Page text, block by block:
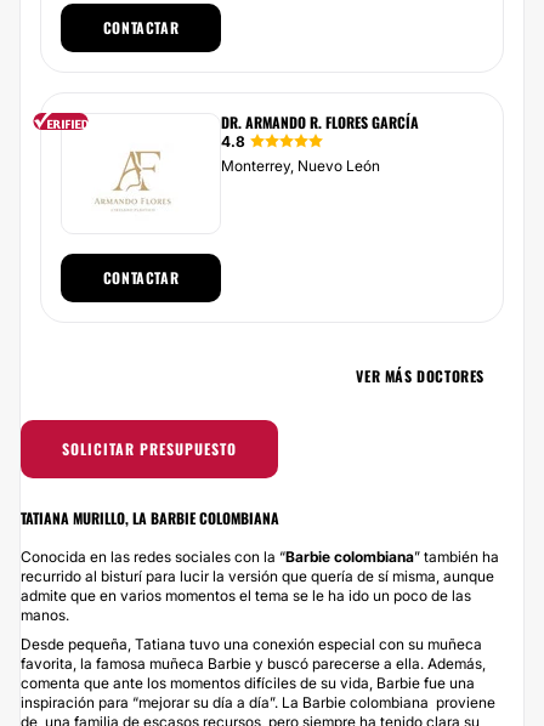
CONTACTAR
DR. ARMANDO R. FLORES GARCÍA
4.8
Monterrey, Nuevo León
CONTACTAR
VER MÁS DOCTORES
SOLICITAR PRESUPUESTO
TATIANA MURILLO, LA BARBIE COLOMBIANA
Conocida en las redes sociales con la “Barbie colombiana” también ha
recurrido al bisturí para lucir la versión que quería de sí misma, aunque
admite que en varios momentos el tema se le ha ido un poco de las
manos.
Desde pequeña, Tatiana tuvo una conexión especial con su muñeca
favorita, la famosa muñeca Barbie y buscó parecerse a ella. Además,
comenta que ante los momentos difíciles de su vida, Barbie fue una
inspiración para “mejorar su día a día”. La Barbie colombiana proviene
de una familia de escasos recursos, pero siempre ha tenido clara su